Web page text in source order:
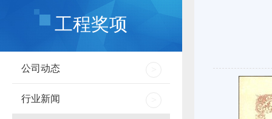
工程奖项
公司动态
行业新闻